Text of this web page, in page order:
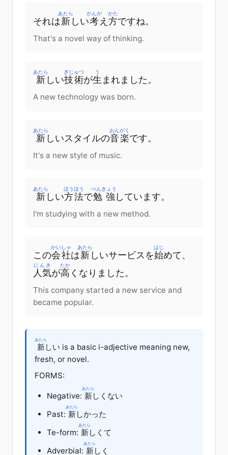
それは新
あたら
しい考
かんが
え 方
かた
ですね。
That's a novel way of thinking.
新
あたら
しい技術
ぎじゅつ
が生
う
まれました 。
A new technology was born.
新
あたら
しい スタイルの音楽
おんがく
です。
It's a new style of music.
新
あたら
しい方法
ほうほう
で勉強
べんきょう
しています。
I'm studying with a new method.
この会社
かいしゃ
は新
あたら
しいサービス を始
はじ
めて 、
人気
にんき
が高
たか
く なりました 。
This company started a new service and
became popular.
新
あたら
しい is a basic i-adjective meaning new,
fresh, or novel.
FORMS:
Negative: 新
あたら
しくない
Past: 新
あたら
しかった
Te-form: 新
あたら
しくて
Adverbial: 新
あたら
しく